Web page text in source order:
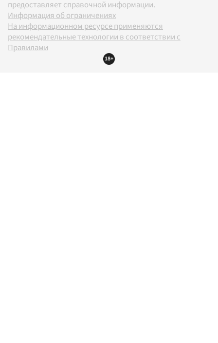
предоставляет справочной информации.
Информация об ограничениях
На информационном ресурсе применяются
рекомендательные технологии в соответствии с
Правилами
18+